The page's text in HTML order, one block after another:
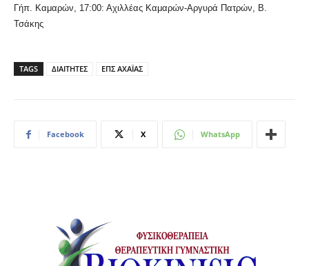
Γήπ. Καμαρών, 17:00: Αχιλλέας Καμαρών-Αργυρά Πατρών, Β.
Τσάκης
TAGS ΔΙΑΙΤΗΤΕΣ ΕΠΣ ΑΧΑΪΑΣ
Facebook X WhatsApp